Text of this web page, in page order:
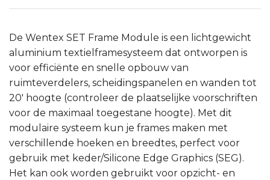
De Wentex SET Frame Module is een lichtgewicht
aluminium textielframesysteem dat ontworpen is
voor efficiënte en snelle opbouw van
ruimteverdelers, scheidingspanelen en wanden tot
20′ hoogte (controleer de plaatselijke voorschriften
voor de maximaal toegestane hoogte). Met dit
modulaire systeem kun je frames maken met
verschillende hoeken en breedtes, perfect voor
gebruik met keder/Silicone Edge Graphics (SEG).
Het kan ook worden gebruikt voor opzicht- en